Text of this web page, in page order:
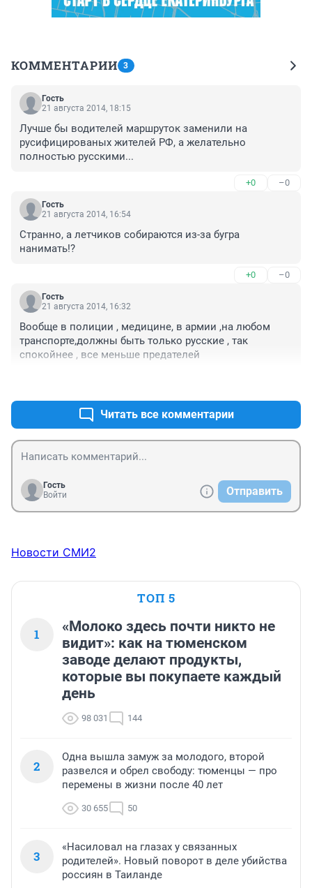
КОММЕНТАРИИ 3
Гость
21 августа 2014, 18:15
Лучше бы водителей маршруток заменили на
русифицированых жителей РФ, а желательно
полностью русскими...
+0 –0
Гость
21 августа 2014, 16:54
Странно, а летчиков собираются из-за бугра
нанимать!?
+0 –0
Гость
21 августа 2014, 16:32
Вообще в полиции , медицине, в армии ,на любом
транспорте,должны быть только русские , так
спокойнее , все меньше предателей
Читать все комментарии
Гость
Войти
Отправить
Новости СМИ2
ТОП 5
1
«Молоко здесь почти никто не
видит»: как на тюменском
заводе делают продукты,
которые вы покупаете каждый
день
98 031 144
2
Одна вышла замуж за молодого, второй
развелся и обрел свободу: тюменцы — про
перемены в жизни после 40 лет
30 655 50
3
«Насиловал на глазах у связанных
родителей». Новый поворот в деле убийства
россиян в Таиланде